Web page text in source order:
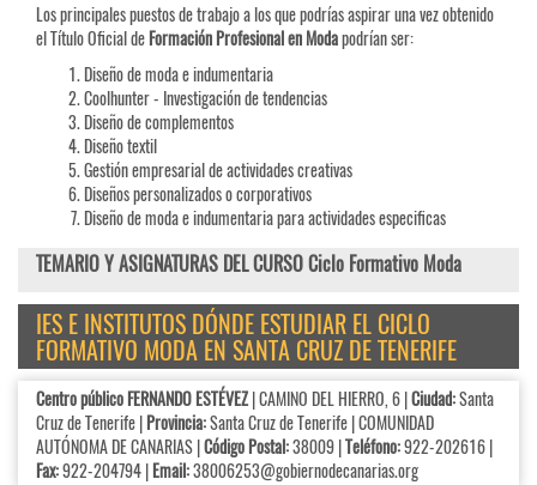
Los principales puestos de trabajo a los que podrías aspirar una vez obtenido
el Título Oficial deFormación Profesional en Modapodrían ser:
Diseño de moda e indumentaria
Coolhunter - Investigación de tendencias
Diseño de complementos
Diseño textil
Gestión empresarial de actividades creativas
Diseños personalizados o corporativos
Diseño de moda e indumentaria para actividades especificas
TEMARIO Y ASIGNATURAS DEL CURSO Ciclo Formativo Moda
IES E INSTITUTOS DÓNDE ESTUDIAR EL CICLO
FORMATIVO MODA EN SANTA CRUZ DE TENERIFE
Centro público FERNANDO ESTÉVEZ| CAMINO DEL HIERRO, 6 |Ciudad:Santa
Cruz de Tenerife |Provincia:Santa Cruz de Tenerife | COMUNIDAD
AUTÓNOMA DE CANARIAS |Código Postal:38009 |Teléfono:922-202616 |
Fax:922-204794 |Email:38006253@gobiernodecanarias.org